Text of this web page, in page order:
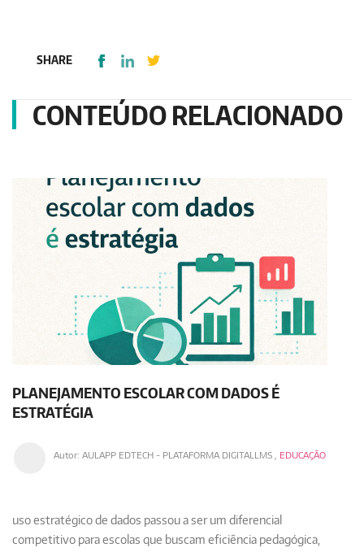
SHARE
CONTEÚDO RELACIONADO
PLANEJAMENTO ESCOLAR COM DADOS É
ESTRATÉGIA
Autor: AULAPP EDTECH - PLATAFORMA DIGITALLMS EDUCAÇÃO
uso estratégico de dados passou a ser um diferencial
competitivo para escolas que buscam eficiência pedagógica,